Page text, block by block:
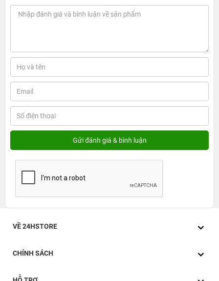
thể sử dụng.
Nhờ vậy chiếc ốp này sở hữu kết cấu dẻo dai, cùng với
đó là độ bền bỉ cực kỳ chất lượng, đồng thời dù cứng
cáp nhưng ốp vẫn giữ lại được những tính năng tuyệt
vời như tính gọn nhẹ, linh hoạt, cơ động dễ dàng cho
người dùng khi lắp ốp vào iPhone 13 để dùng.
VỀ 24HSTORE
CHÍNH SÁCH